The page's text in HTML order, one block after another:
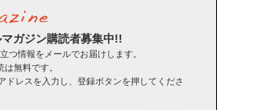
ガジン購読者募集中!!
つ情報をメールでお届けします。
無料です。
ドレスを入力し、登録ボタンを押してくださ